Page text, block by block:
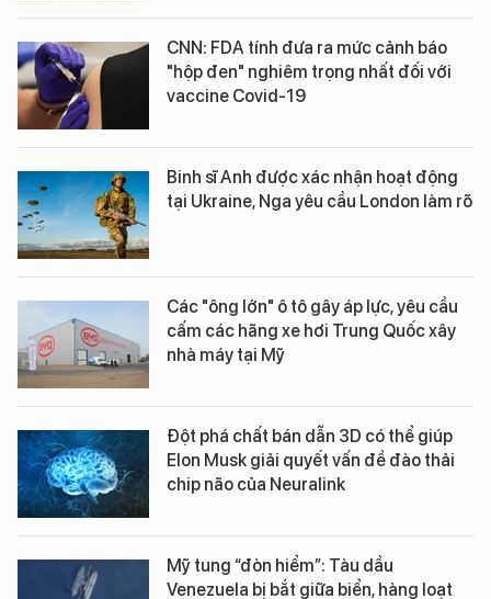
CNN: FDA tính đưa ra mức cảnh báo
"hộp đen" nghiêm trọng nhất đối với
vaccine Covid-19
Binh sĩ Anh được xác nhận hoạt động
tại Ukraine, Nga yêu cầu London làm rõ
Các "ông lớn" ô tô gây áp lực, yêu cầu
cấm các hãng xe hơi Trung Quốc xây
nhà máy tại Mỹ
Đột phá chất bán dẫn 3D có thể giúp
Elon Musk giải quyết vấn đề đào thải
chip não của Neuralink
Mỹ tung “đòn hiểm”: Tàu dầu
Venezuela bị bắt giữa biển, hàng loạt